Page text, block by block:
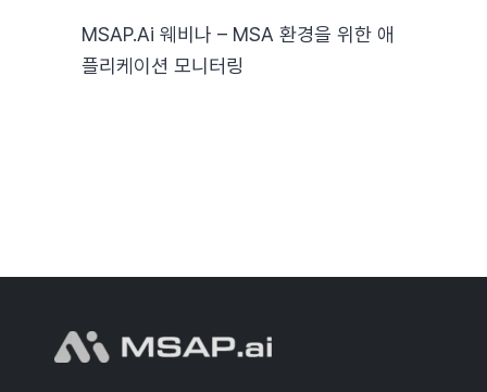
Search
MSAP.ai 웨비나 – MSA 환경을 위한 애
플리케이션 모니터링